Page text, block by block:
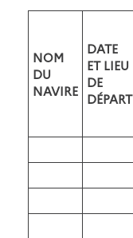
NOM
DU
NAVIRE
DATE
ET LIEU
DE
DÉPART